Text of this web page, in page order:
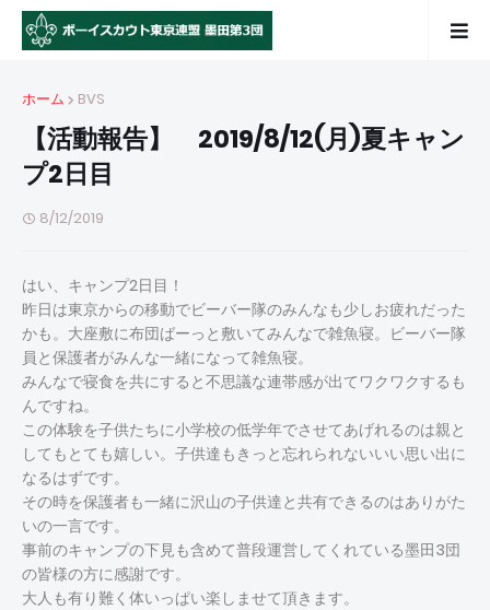
ホーム BVS
【活動報告】 2019/8/12(月)夏キャン
プ2日目
8/12/2019
はい、キャンプ2日目！
昨日は東京からの移動でビーバー隊のみんなも少しお疲れだった
かも。大座敷に布団ばーっと敷いてみんなで雑魚寝。ビーバー隊
員と保護者がみんな一緒になって雑魚寝。
みんなで寝食を共にすると不思議な連帯感が出てワクワクするも
んですね。
この体験を子供たちに小学校の低学年でさせてあげれるのは親と
してもとても嬉しい。子供達もきっと忘れられないいい思い出に
なるはずです。
その時を保護者も一緒に沢山の子供達と共有できるのはありがた
いの一言です。
事前のキャンプの下見も含めて普段運営してくれている墨田3団
の皆様の方に感謝です。
大人も有り難く体いっぱい楽しませて頂きます。